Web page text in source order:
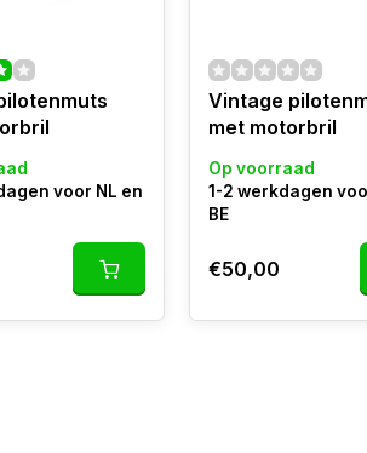
voor NL en
Vintage
met motorbril
Op voorraad
1-2 werkdagen
BE
€50,00